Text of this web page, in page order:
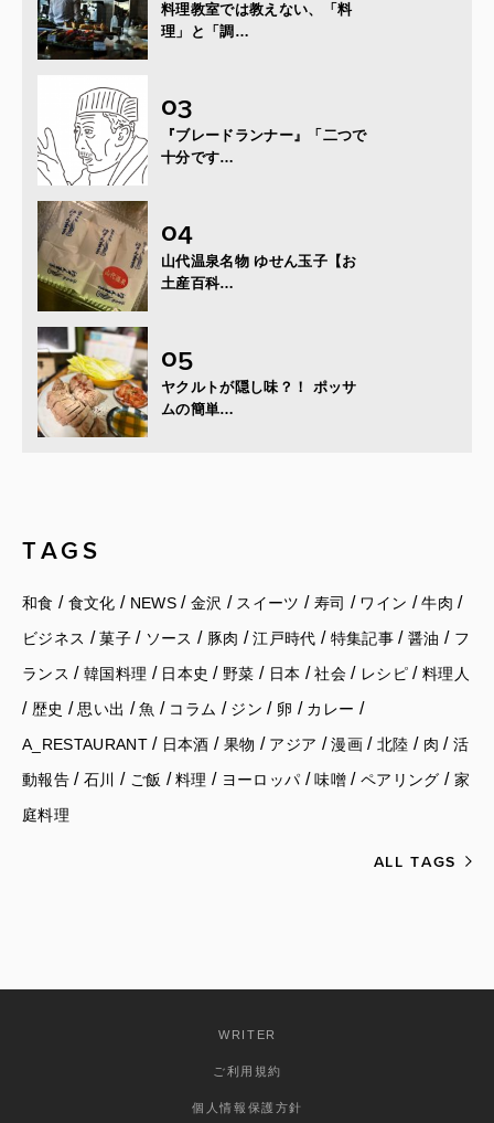
料理教室では教えない、「料
理」と「調…
『ブレードランナー』「二つで
十分です…
山代温泉名物 ゆせん玉子【お
土産百科…
ヤクルトが隠し味？！ ポッサ
ムの簡単…
TAGS
和食 / 食文化 / NEWS/ 金沢 / スイーツ / 寿司 / ワイン /牛肉 /
ビジネス /菓子/ ソース / 豚肉 /江戸時代 / 特集記事/ 醤油 / フ
ランス / 韓国料理 / 日本史 / 野菜 / 日本 /社会/ レシピ/ 料理人
/ 歴史 / 思い出 /魚 / コラム / ジン / 卵 / カレー /
A_RESTAURANT/ 日本酒 / 果物 / アジア /漫画/ 北陸 / 肉 / 活
動報告/ 石川 / ご飯 /料理 / ヨーロッパ /味噌/ ペアリング / 家
庭料理
ALL TAGS
WRITER
ご利用規約
個人情報保護方針